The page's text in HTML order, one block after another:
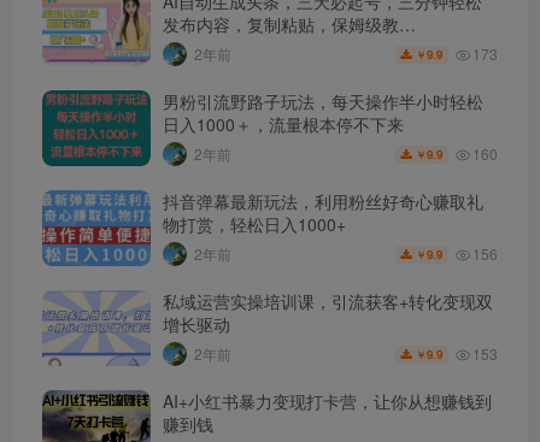
发布内容，复制粘贴，保姆级教…
2年前 ￥9.9 173
男粉引流野路子玩法，每天操作半小时轻松
日入1000＋，流量根本停不下来
2年前 ￥9.9 160
抖音弹幕最新玩法，利用粉丝好奇心赚取礼
物打赏，轻松日入1000+
2年前 ￥9.9 156
私域运营实操培训课，引流获客+转化变现双
增长驱动
2年前 ￥9.9 153
AI+小红书暴力变现打卡营，让你从想赚钱到
赚到钱